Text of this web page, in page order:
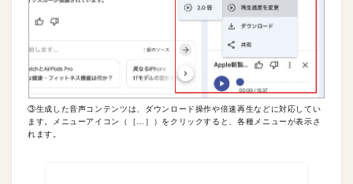
③生成した音声コンテンツは、ダウンロード操作や倍速再生などに対応してい
ます。メニューアイコン（［…］）をクリックすると、各種メニューが表示さ
れます。